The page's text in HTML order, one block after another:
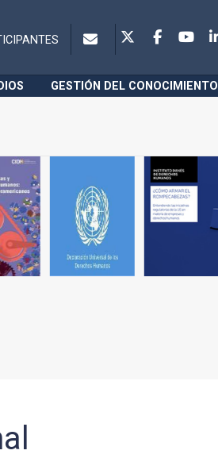
GESTIÓN DEL CONOCIMIENTO